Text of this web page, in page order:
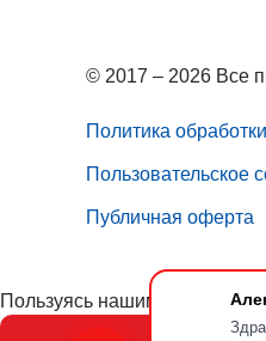
© 2017 – 2026 Все
Политика
Пользовательское
Публичная оферта
Пользуясь нашим сайтом, вы